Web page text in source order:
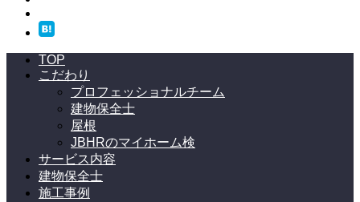
TOP
こだわり
プロフェッショナルチーム
建物保全士
屋根
JBHRのマイホーム検
サービス内容
建物保全士
施工事例